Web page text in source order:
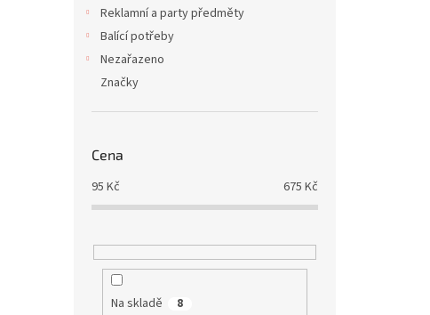
Reklamní a party předměty
Balící potřeby
Nezařazeno
Značky
Cena
95 Kč 675 Kč
Na skladě 8